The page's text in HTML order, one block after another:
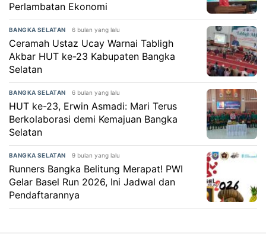
Perlambatan Ekonomi
BANGKA SELATAN 6 bulan yang lalu
Ceramah Ustaz Ucay Warnai Tabligh
Akbar HUT ke-23 Kabupaten Bangka
Selatan
BANGKA SELATAN 6 bulan yang lalu
HUT ke-23, Erwin Asmadi: Mari Terus
Berkolaborasi demi Kemajuan Bangka
Selatan
BANGKA SELATAN 9 bulan yang lalu
Runners Bangka Belitung Merapat! PWI
Gelar Basel Run 2026, Ini Jadwal dan
Pendaftarannya